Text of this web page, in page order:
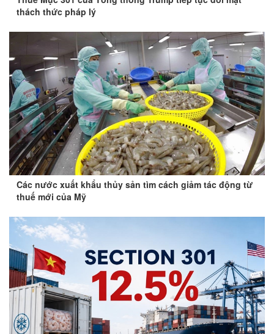
thách thức pháp lý
Các nước xuất khẩu thủy sản tìm cách giảm tác động từ
thuế mới của Mỹ